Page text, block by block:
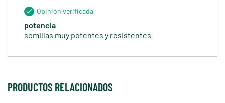
Opinión verificada
potencia
semillas muy potentes y resistentes
PRODUCTOS RELACIONADOS